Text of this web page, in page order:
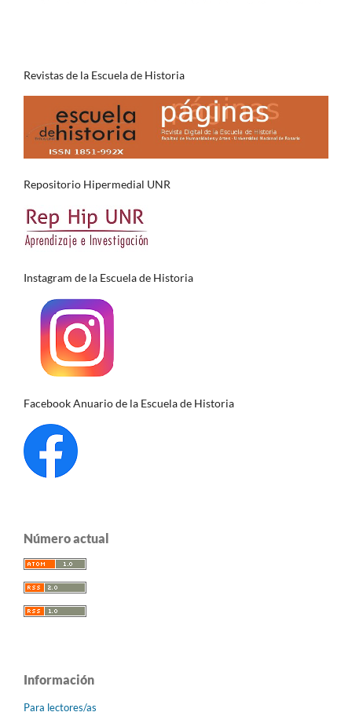
Revistas de la Escuela de Historia
Repositorio Hipermedial UNR
Instagram de la Escuela de Historia
Facebook Anuario de la Escuela de Historia
Número actual
Información
Para lectores/as